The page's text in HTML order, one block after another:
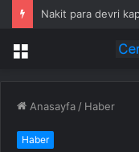
Nakit para devri
Menü
Anasayfa / Haber
Haber